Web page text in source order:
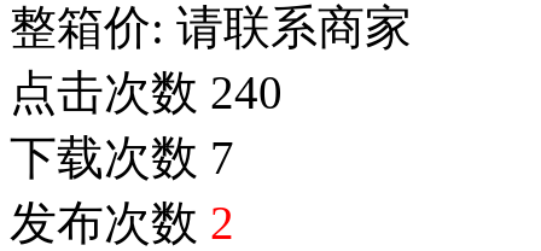
整箱价: 请联系商家
点击次数 240
下载次数 7
发布次数 2